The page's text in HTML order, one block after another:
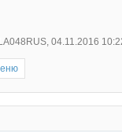
, 04.11.2016